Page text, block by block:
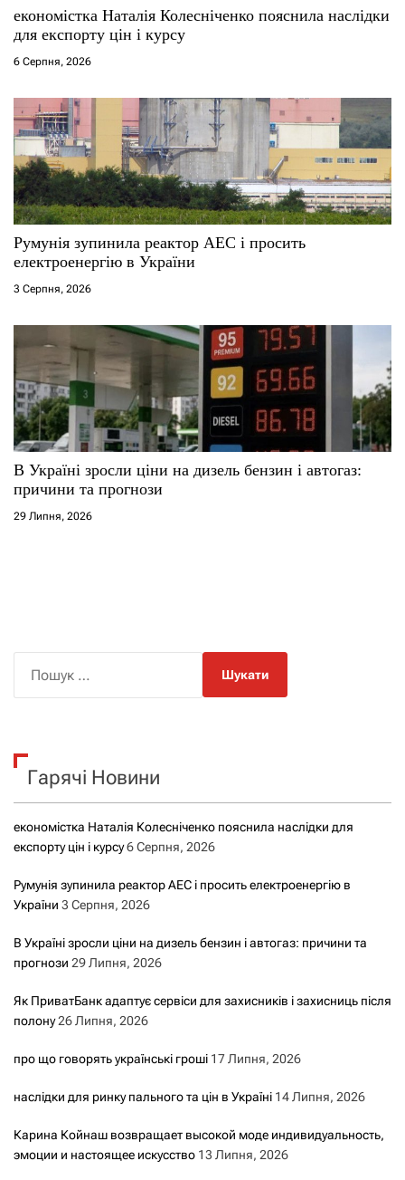
економістка Наталія Колесніченко пояснила наслідки
для експорту цін і курсу
6 Серпня, 2026
Румунія зупинила реактор АЕС і просить
електроенергію в України
3 Серпня, 2026
В Україні зросли ціни на дизель бензин і автогаз:
причини та прогнози
29 Липня, 2026
к
Гарячі Новини
економістка Наталія Колесніченко пояснила наслідки для
експорту цін і курсу6 Серпня, 2026
Румунія зупинила реактор АЕС і просить електроенергію в
України 3 Серпня, 2026
В Україні зросли ціни на дизель бензин і автогаз: причини та
прогнози 29 Липня, 2026
Як ПриватБанк адаптує сервіси для захисників і захисниць після
полону26 Липня, 2026
про що говорять українські гроші 17 Липня, 2026
наслідки для ринку пального та цін в Україні 14 Липня, 2026
Карина Койнаш возвращает высокой моде индивидуальность,
эмоции и настоящее искусство 13 Липня, 2026